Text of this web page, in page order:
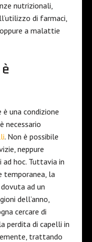
nutrizionali,
di farmaci,
a malattie
è una condizione
necessario
. Non è possibile
neppure
hoc. Tuttavia in
temporanea, la
ad un
dell’anno,
cercare di
perdita di capelli in
trattando